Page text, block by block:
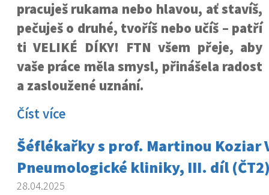
pracuješ rukama nebo hlavou, ať stavíš,
pečuješ o druhé, tvoříš nebo učíš – patří
ti VELIKÉ DÍKY! FTN všem přeje, aby
vaše práce měla smysl, přinášela radost
a zasloužené uznání.
Číst více
Šéflékařky s prof. Martinou Koziar
Pneumologické kliniky, III. díl
28.04.2025